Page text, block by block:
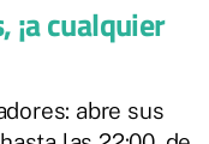
¡a cualquier
abre sus